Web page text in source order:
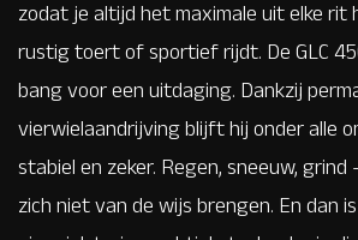
zodat je altijd het maximale uit elke rit
rustig toert of sportief rijdt. De GLC
bang voor een uitdaging. Dankzij
vierwielaandrijving blijft hij onder alle
stabiel en zeker. Regen, sneeuw,
zich niet van de wijs brengen. En dan